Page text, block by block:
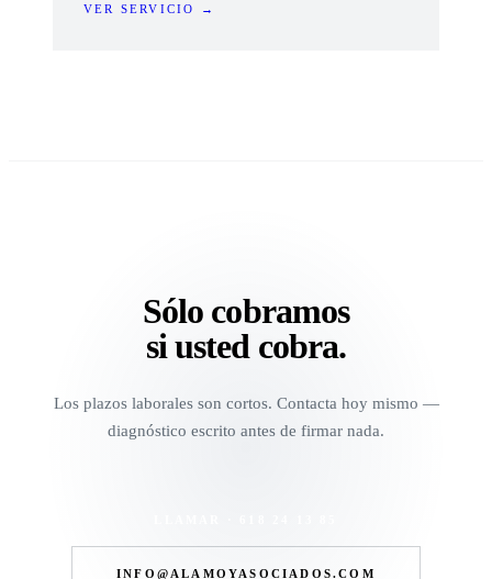
VER SERVICIO →
Sólo cobramos
si usted cobra.
Los plazos laborales son cortos. Contacta hoy mismo —
diagnóstico escrito antes de firmar nada.
INFO@ALAMOYASOCIADOS.COM